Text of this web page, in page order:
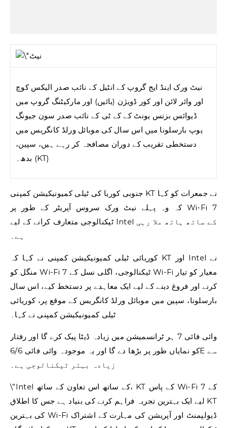
نیٹ ورک اینڈ ایج گروپ کے انٹیل کے نائب صدر الیکس کوچ
اور وائر لائن اور کور ڈویژن (بائیں) اور مارکیٹنگ گروپ میں
ڈیوائس بزنس یونٹ کے کے ٹی کے نائب صدر سون جیونگ
یوپ بارسلونا میں اس سال کی موبائل ورلڈ کانگریس میں
دستخطی تقریب کے دوران مصافحہ کر رہے ہیں، سپین،
بدھ۔ (KT)
جنوبی کوریا کی ٹیلی کمیونیکیشن کمپنی KT نے جمعرات کو کہا
کہ وہ پہلے نیٹ ورک سروس آپریٹر کے طور پر Wi-Fi 7
ٹیکنالوجی متعارف کرانے کے لیے Intel کے ساتھ ہاتھ ملا رہی
ہے۔
کوریائی ٹیلی کمیونیکیشن کمپنی نے کہا کہ KT اور Intel نے
منگل کو Wi-Fi 7 ٹیکنالوجی، اگلی نسل کے Wi-Fi معیار کو تیار
کرنے اور فروغ دینے کے لیے ایک معاہدے پر دستخط کیے، اس سال
بارسلونا، سپین میں موبائل ورلڈ کانگریس کے موقع پر، کوریائی
ٹیلی کمیونیکیشن کمپنی نے کہا۔
وائی ​​فائی 7 ہر ٹرانسمیشن میں زیادہ ڈیٹا پیک کرے گا اور رفتار
کو نمایاں طور پر بڑھا دے گا اور یہ موجودہ وائی فائی 6/6E سے
زیادہ بہتر ٹیکنالوجی ہے۔
\”Intel کے ساتھ اس تعاون کے ساتھ، KT کے پاس Wi-Fi 7 کے
لیے ایک بہترین تجربہ فراہم کرنے کی بنیاد ہے جس کا اطلاق KT
کی بہترین Wi-Fi ڈیولپمنٹ اور آپریشن کی مہارت کے اشتراک